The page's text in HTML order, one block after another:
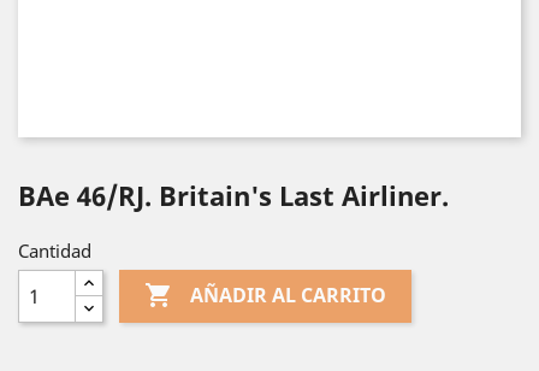
BAe 46/RJ. Britain's Last Airliner.
Cantidad
 AÑADIR AL CARRITO